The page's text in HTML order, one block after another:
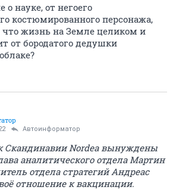
науке, от негоего
костюмированного персонажа,
что жизнь на Земле целиком и
от бородатого дедушки
Автоинформатор
Скандинавии Nordea вынуждены
аналитического отдела Мартин
отдела стратегий Андреас
отношение к вакцинации.